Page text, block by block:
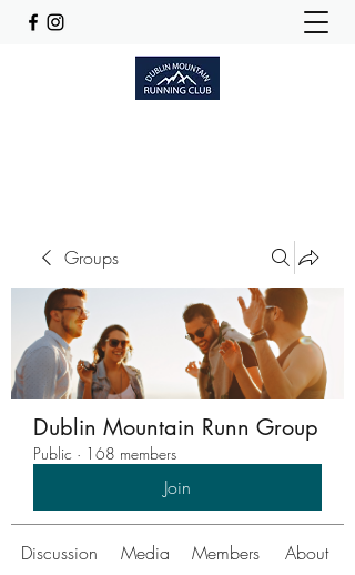
Groups
Dublin Mountain Runn Group
Public · 168 members
Join
Discussion Media Members About